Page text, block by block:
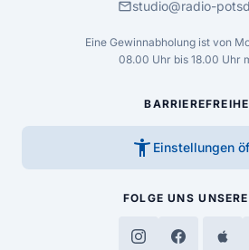
mailstudio@radio-
Eine Gewinnabholung ist von
08.00 Uhr bis 18.00 Uhr
accessibility_new Einstellungen
FOLGE UNS